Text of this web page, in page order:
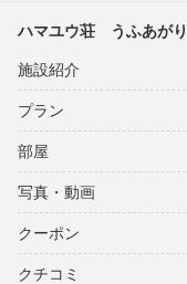
ハマユウ荘 うふあが
施設紹介
プラン
部屋
写真・動画
クーポン
クチコミ